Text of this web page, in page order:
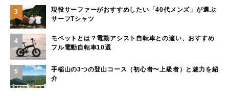
3
現役サーファーがおすすめしたい「40代メンズ」が選ぶ
サーフTシャツ
4
モペットとは？電動アシスト自転車との違い、おすすめ
フル電動自転車10選
5
手稲山の3つの登山コース（初心者〜上級者）と魅力を紹
介